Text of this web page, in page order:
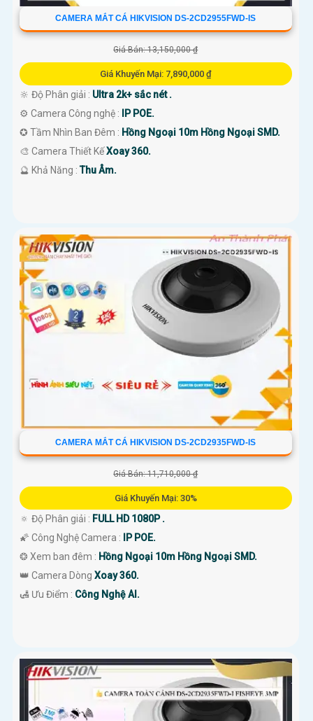
CAMERA MẮT CÁ HIKVISION DS-2CD2955FWD-IS
Giá Bán: 13,150,000 ₫
Giá Khuyến Mại: 7,890,000 ₫
🔆 Độ Phân giải : Ultra 2k+ sắc nét .
⚙ Camera Công nghệ :
IP POE.
✪ Tầm Nhìn Ban Đêm : Hồng Ngoại 10m Hồng Ngoại SMD.
🎨 Camera Thiết KếXoay 360.
️🔮 Khả Năng :Thu Âm.
CAMERA MẮT CÁ HIKVISION DS-2CD2935FWD-IS
Giá Bán: 11,710,000 ₫
Giá Khuyến Mại: 30%
🔅 Độ Phân giải : FULL HD 1080P .
🌠 Công Nghệ Camera :
IP POE.
❂ Xem ban đêm : Hồng Ngoại 10m Hồng Ngoại SMD.
👑 Camera Dòng Xoay 360.
️🛃 Ưu Điểm : Công Nghệ AI.